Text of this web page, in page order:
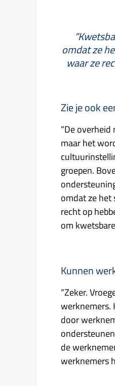
omdat ze
waar ze
Zie je ook
“De
maar het
groepen.
omdat ze
recht op
om
Kunnen
“Zeker.
werknemers.
door
de
werknemers